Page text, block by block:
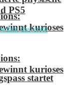
kurioses
startet
PS5
kurioses